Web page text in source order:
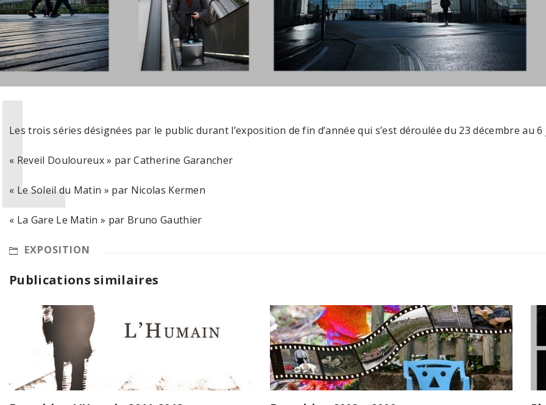
Les trois séries désignées par le public durant l’exposition de fin d’année qui s’est déroulée du 23 décembre au 6
« Reveil Douloureux » par Catherine Garancher
« Le Soleil du Matin » par Nicolas Kermen
« La Gare Le Matin » par Bruno Gauthier
EXPOSITION
Publications similaires